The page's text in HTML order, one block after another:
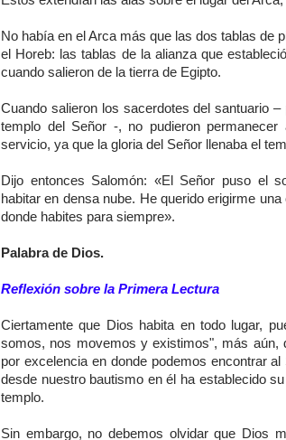
No había en el Arca más que las dos tablas de
el Horeb: las tablas de la alianza que
cuando salieron de la tierra de Egipto.
Cuando salieron los sacerdotes del santuario
templo del Señor -, no pudieron permanecer
servicio, ya que la gloria del Señor llenaba el
Dijo entonces Salomón: «El Señor puso el
habitar en densa nube. He querido erigirme
donde habites para siempre».
Palabra de Dios.
Reflexión sobre la Primera Lectura
Ciertamente que Dios habita en todo lugar,
somos, nos movemos y existimos", más aún,
por excelencia en donde podemos encontrar
desde nuestro bautismo en él ha establecido
templo.
Sin embargo, no debemos olvidar que Dios